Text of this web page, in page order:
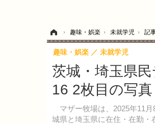
› 趣味・娯楽 › 未就学児 › 記
茨城・埼玉県
16 2枚目の写
マザー牧場は、2025年11月
城県と埼玉県に在住・在勤・
趣味・娯楽 未就学児